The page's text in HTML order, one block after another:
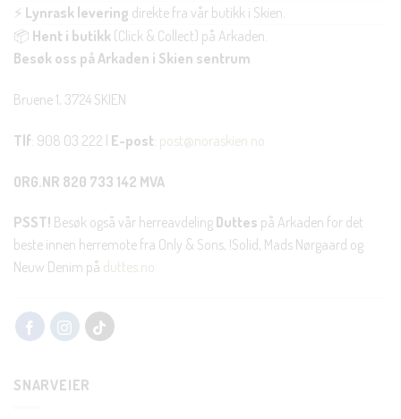
⚡ Lynrask levering direkte fra vår butikk i Skien.
📦 Hent i butikk (Click & Collect) på Arkaden.
Besøk oss på Arkaden i Skien sentrum
Bruene 1, 3724 SKIEN
Tlf: 908 03 222 | E-post: post@noraskien.no
ORG.NR 820 733 142 MVA
PSST! Besøk også vår herreavdeling Duttes på Arkaden for det
beste innen herremote fra Only & Sons, !Solid, Mads Nørgaard og
Neuw Denim på duttes.no
SNARVEIER